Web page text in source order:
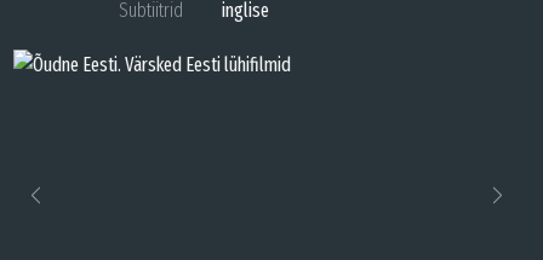
Subtiitrid
inglise